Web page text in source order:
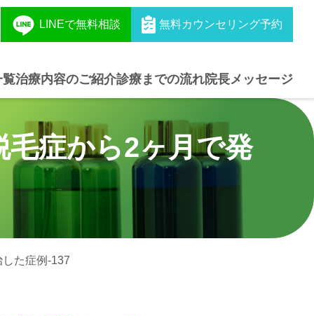
LINEで無料相談 無料カウンセリング予約
覧治療内容のご紹介診療までの流れ院長メッセージ
症から2ヶ月で発
た症例-137